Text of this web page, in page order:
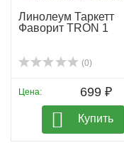
Линолеум Таркетт
Фаворит TRON 1
(0)
Цена: 699 ₽
Купить